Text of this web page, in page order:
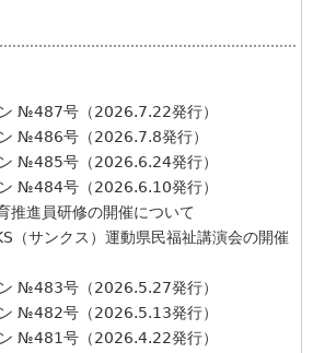
№487号（2026.7.22発行）
№486号（2026.7.8発行）
№485号（2026.6.24発行）
№484号（2026.6.10発行）
進員研修の開催について
サンクス）運動県民福祉講演会の開催
№483号（2026.5.27発行）
№482号（2026.5.13発行）
№481号（2026.4.22発行）